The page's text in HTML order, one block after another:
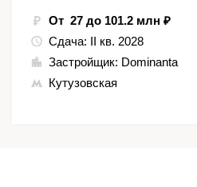
От 27 до 101.2 млн ₽
Сдача: II кв. 2028
Застройщик: Dominanta
Кутузовская